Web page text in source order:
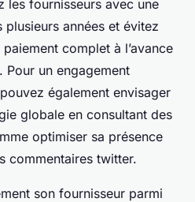
les fournisseurs avec une
années et évitez
complet à l’avance
Pour un engagement
également envisager
globale en consultant des
optimiser sa présence
commentaires twitter.
son fournisseur parmi